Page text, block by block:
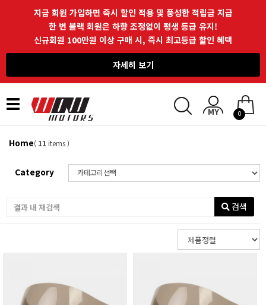
지금 회원 가입하면 즉시 할인 적용 및 풍성한 적립금 지급
한 번 블랙 회원은 하향 조정없이 평생 등급 유지!
신규회원 100만원 이상 구매 시, 즉시 최고등급 할인 혜택
자세히 보기
Toggle
navigation
0
Home( 11 items )
Category
검색